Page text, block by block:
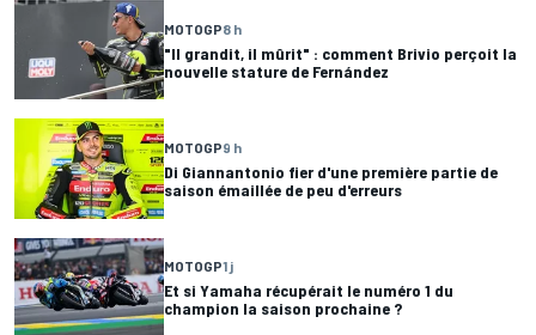
MOTOGP8 h
"Il grandit, il mûrit" : comment Brivio perçoit la
nouvelle stature de Fernández
MOTOGP9 h
Di Giannantonio fier d'une première partie de
saison émaillée de peu d'erreurs
MOTOGP1 j
Et si Yamaha récupérait le numéro 1 du
champion la saison prochaine ?